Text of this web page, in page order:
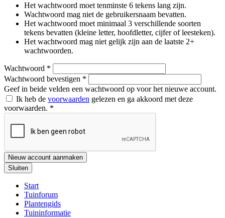
Het wachtwoord moet tenminste 6 tekens lang zijn.
Wachtwoord mag niet de gebruikersnaam bevatten.
Het wachtwoord moet minimaal 3 verschillende soorten
tekens bevatten (kleine letter, hoofdletter, cijfer of leesteken).
Het wachtwoord mag niet gelijk zijn aan de laatste 2+
wachtwoorden.
Wachtwoord *
Wachtwoord bevestigen *
Geef in beide velden een wachtwoord op voor het nieuwe account.
Ik heb de voorwaarden gelezen en ga akkoord met deze
voorwaarden. *
Nieuw account aanmaken
Sluiten
Start
Tuinforum
Plantengids
Tuininformatie